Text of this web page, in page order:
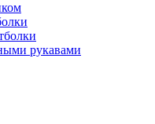
рукавами